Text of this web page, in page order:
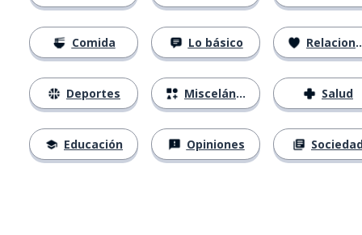
Comida
Deportes
Educación
Lo básico
Misceláneo
Opiniones
Relaciones
Salud